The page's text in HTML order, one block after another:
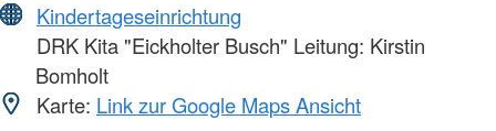
Kindertageseinrichtung
DRK Kita "Eickholter Busch" Leitung: Kirstin
Bomholt
Karte: Link zur Google Maps Ansicht